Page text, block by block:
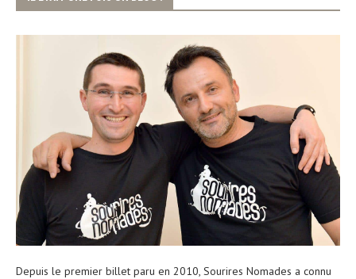
Depuis le premier billet paru en 2010, Sourires Nomades a connu